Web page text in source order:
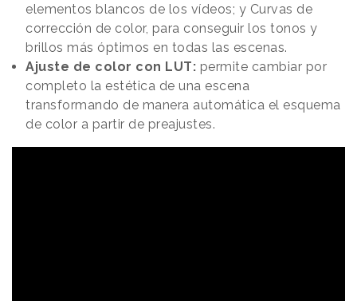
elementos blancos de los vídeos; y Curvas de
corrección de color, para conseguir los tonos y
brillos más óptimos en todas las escenas.
Ajuste de color con LUT: permite cambiar por
completo la estética de una escena
transformando de manera automática el esquema
de color a partir de preajustes.